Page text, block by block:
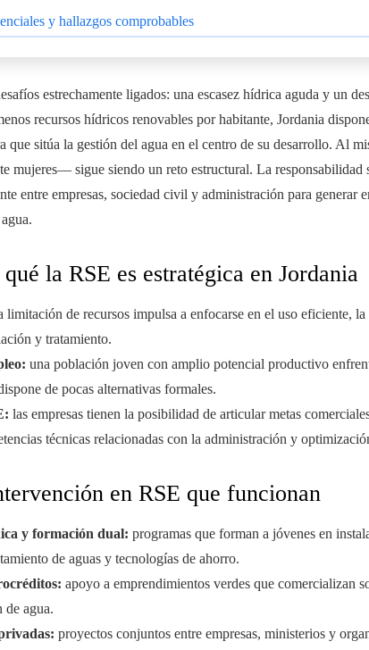
y hallazgos comprobables
estrechamente ligados: una escasez hídrica aguda y un
recursos hídricos renovables por habitante, Jordania
que sitúa la gestión del agua en el centro de su desarrollo. Al
mujeres— sigue siendo un reto estructural. La responsabilidad
entre empresas, sociedad civil y administración para generar
la RSE es estratégica en Jordania
limitación de recursos impulsa a enfocarse en el uso eficiente,
y tratamiento.
una población joven con amplio potencial productivo
de pocas alternativas formales.
las empresas tienen la posibilidad de articular metas
técnicas relacionadas con la administración y
en RSE que funcionan
y formación dual: programas que forman a jóvenes en
de aguas y tecnologías de ahorro.
apoyo a emprendimientos verdes que comercializan
de agua.
proyectos conjuntos entre empresas, ministerios y